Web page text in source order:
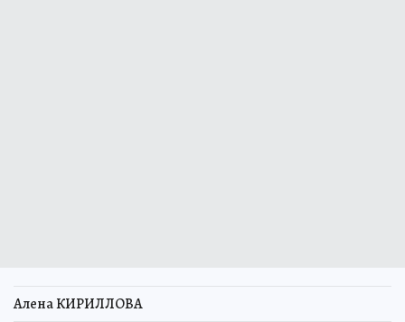
Алена КИРИЛЛОВА